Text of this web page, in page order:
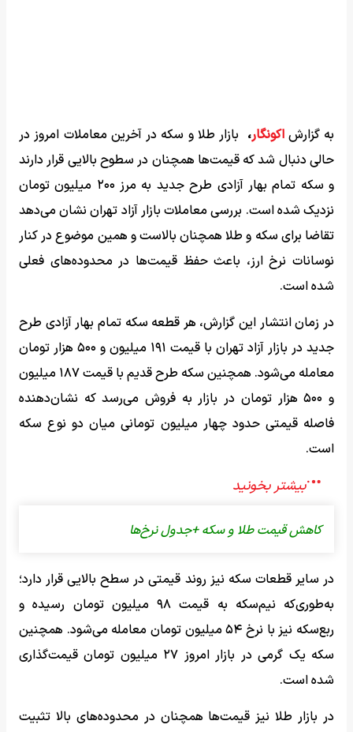
به گزارشاکونگار، بازار طلا و سکه در آخرین معاملات امروز در
حالی دنبال شد که قیمت‌ها همچنان در سطوح بالایی قرار دارند
و سکه تمام بهار آزادی طرح جدید به مرز ۲۰۰ میلیون تومان
نزدیک شده است. بررسی معاملات بازار آزاد تهران نشان می‌دهد
تقاضا برای سکه و طلا همچنان بالاست و همین موضوع در کنار
نوسانات نرخ ارز، باعث حفظ قیمت‌ها در محدوده‌های فعلی
شده است.
در زمان انتشار این گزارش، هر قطعه سکه تمام بهار آزادی طرح
جدید در بازار آزاد تهران با قیمت ۱۹۱ میلیون و ۵۰۰ هزار تومان
معامله می‌شود. همچنین سکه طرح قدیم با قیمت ۱۸۷ میلیون
و ۵۰۰ هزار تومان در بازار به فروش می‌رسد که نشان‌دهنده
فاصله قیمتی حدود چهار میلیون تومانی میان دو نوع سکه
است.
کاهش قیمت طلا و سکه +جدول نرخ‌ها
در سایر قطعات سکه نیز روند قیمتی در سطح بالایی قرار دارد؛
به‌طوری‌که نیم‌سکه به قیمت ۹۸ میلیون تومان رسیده و
ربع‌سکه نیز با نرخ ۵۴ میلیون تومان معامله می‌شود. همچنین
سکه یک گرمی در بازار امروز ۲۷ میلیون تومان قیمت‌گذاری
شده است.
در بازار طلا نیز قیمت‌ها همچنان در محدوده‌های بالا تثبیت